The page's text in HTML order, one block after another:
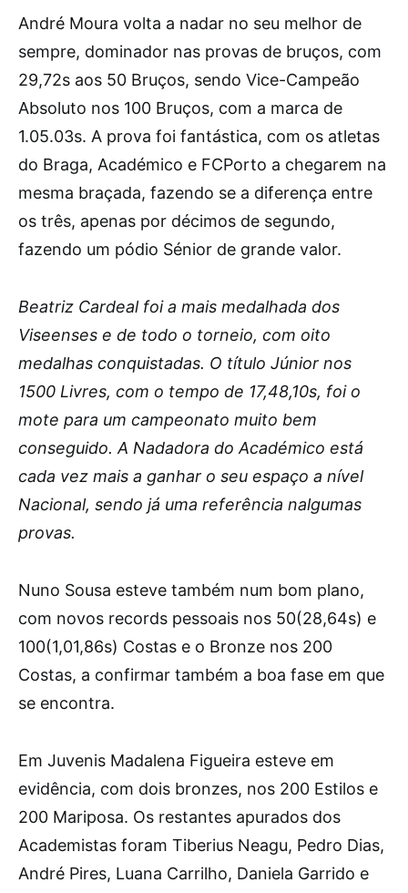
André Moura volta a nadar no seu melhor de
sempre, dominador nas provas de bruços, com
29,72s aos 50 Bruços, sendo Vice-Campeão
Absoluto nos 100 Bruços, com a marca de
1.05.03s. A prova foi fantástica, com os atletas
do Braga, Académico e FCPorto a chegarem na
mesma braçada, fazendo se a diferença entre
os três, apenas por décimos de segundo,
fazendo um pódio Sénior de grande valor.
Beatriz Cardeal foi a mais medalhada dos
Viseenses e de todo o torneio, com oito
medalhas conquistadas. O título Júnior nos
1500 Livres, com o tempo de 17,48,10s, foi o
mote para um campeonato muito bem
conseguido. A Nadadora do Académico está
cada vez mais a ganhar o seu espaço a nível
Nacional, sendo já uma referência nalgumas
provas.
Nuno Sousa esteve também num bom plano,
com novos records pessoais nos 50(28,64s) e
100(1,01,86s) Costas e o Bronze nos 200
Costas, a confirmar também a boa fase em que
se encontra.
Em Juvenis Madalena Figueira esteve em
evidência, com dois bronzes, nos 200 Estilos e
200 Mariposa. Os restantes apurados dos
Academistas foram Tiberius Neagu, Pedro Dias,
André Pires, Luana Carrilho, Daniela Garrido e